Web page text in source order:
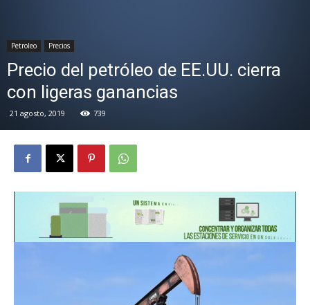
Petroleo Precios
Precio del petróleo de EE.UU. cierra
con ligeras ganancias
21 agosto, 2019 739